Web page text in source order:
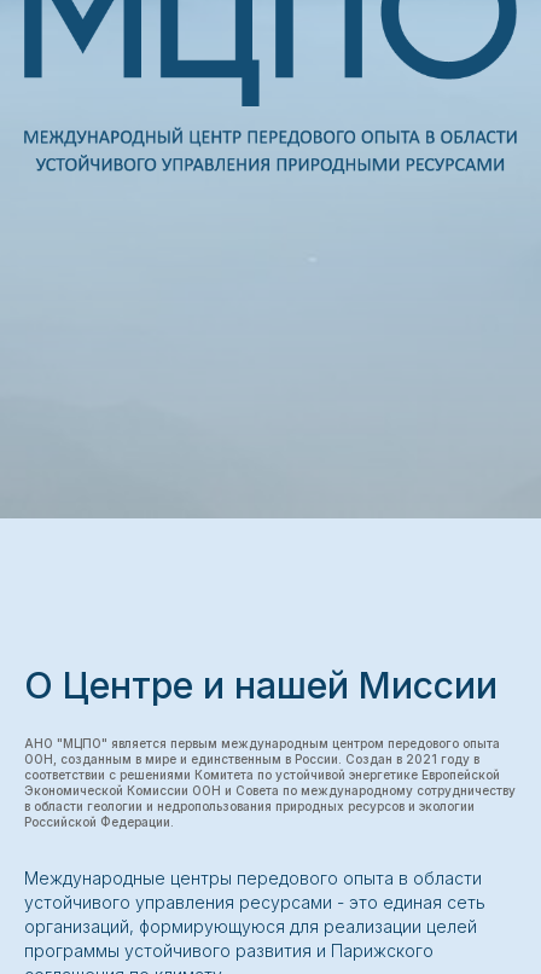
О Центре и нашей Миссии
АНО "МЦПО" является первым международным центром передового опыта
ООН, созданным в мире и единственным в России. Создан в 2021 году в
соответствии с решениями Комитета по устойчивой энергетике Европейской
Экономической Комиссии ООН и Совета по международному сотрудничеству
в области геологии и недропользования природных ресурсов и экологии
Российской Федерации.
Международные центры передового опыта в области
устойчивого управления ресурсами - это единая сеть
организаций, формирующуюся для реализации целей
программы устойчивого развития и Парижского